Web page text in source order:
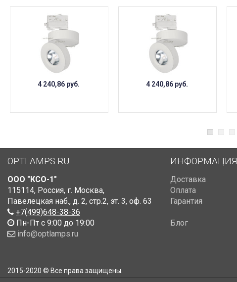
4 240,86 руб. 4 240,86 руб.
OPTLAMPS.RU
ООО "КСО-1"
115114, Россия, г. Москва,
Павелецкая наб., д. 2, стр.2, эт. 3, оф. 63
+7(499)648-38-36
Пн-Пт с 9:00 до 19:00
info@optlamps.ru
ИНФОРМАЦИЯ
Доставка
Оплата
Гарантия
Блог
2015-2020 © Все права защищены.